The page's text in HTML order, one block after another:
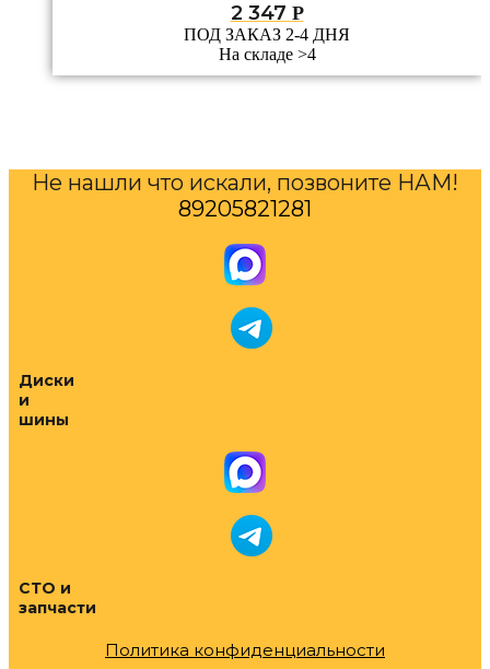
2 347 Р
ПОД ЗАКАЗ 2-4 ДНЯ
На складе >4
Не нашли что искали, позвоните НАМ!
89205821281
Диски
и
шины
СТО и
запчасти
Политика конфиденциальности